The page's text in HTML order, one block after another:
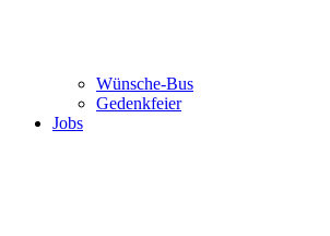
Wünsche-Bus
Gedenkfeier
Jobs